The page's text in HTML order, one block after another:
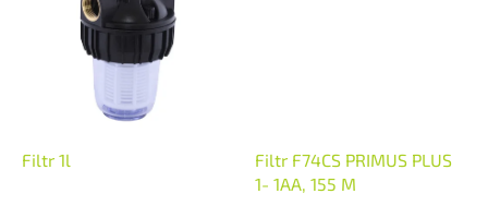
Filtr 1l
Filtr F74CS PRIMUS PLUS
1- 1AA, 155 M